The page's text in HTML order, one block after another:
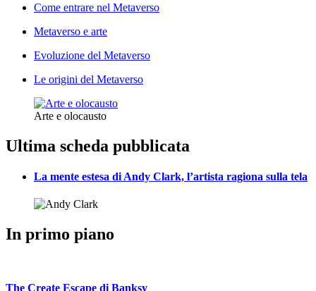
Come entrare nel Metaverso
Metaverso e arte
Evoluzione del Metaverso
Le origini del Metaverso
Arte e olocausto
Ultima scheda pubblicata
La mente estesa di Andy Clark, l’artista ragiona sulla tela
In primo piano
The Create Escape di Banksy